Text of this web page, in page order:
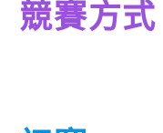
競賽方式